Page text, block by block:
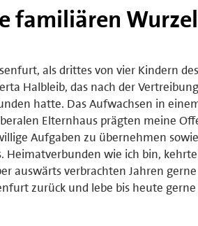
familiären
als drittes von vier Kindern des
Halbleib, das nach der
hatte. Das Aufwachsen in
Elternhaus prägten meine
Aufgaben zu übernehmen
Heimatverbunden wie ich bin,
auswärts verbrachten Jahren
zurück und lebe bis heute